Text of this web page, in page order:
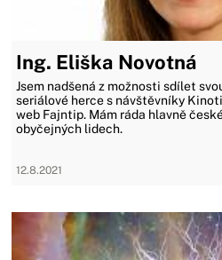
Ing. Eliška Novotná
Jsem nadšená z možnosti sdílet
seriálové herce s návštěvníky
web Fajntip. Mám ráda hlavně
obyčejných lidech.
12.8.2021